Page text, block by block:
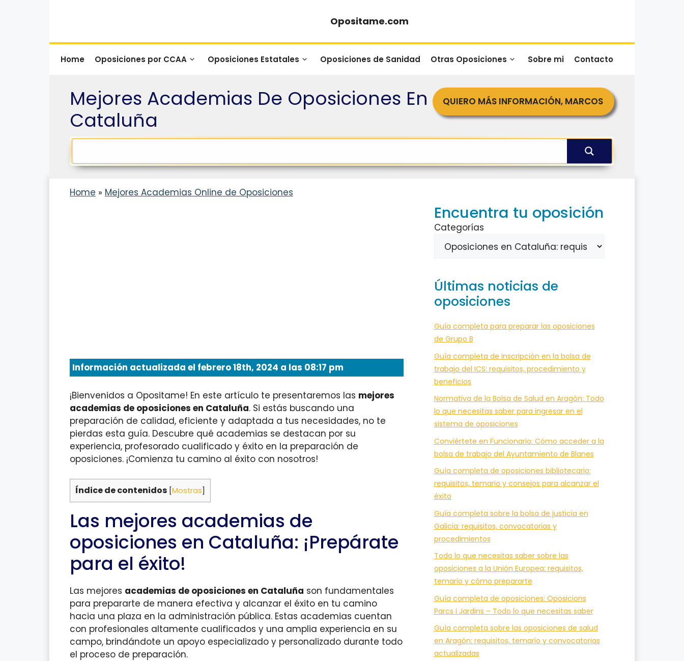
Opositame.com
Home Oposiciones por CCAA Oposiciones Estatales Oposiciones de Sanidad Otras Oposiciones Sobre mi Contacto
Mejores Academias De Oposiciones En
Cataluña
QUIERO MÁS INFORMACIÓN, MARCOS
Home » Mejores Academias Online de Oposiciones
Información actualizada el febrero 18th, 2024 a las 08:17 pm
¡Bienvenidos a Opositame! En este artículo te presentaremos las mejores
academias de oposiciones en Cataluña. Si estás buscando una
preparación de calidad, eficiente y adaptada a tus necesidades, no te
pierdas esta guía. Descubre qué academias se destacan por su
experiencia, profesorado cualificado y éxito en la preparación de
oposiciones. ¡Comienza tu camino al éxito con nosotros!
Índice de contenidos [Mostras]
Las mejores academias de
oposiciones en Cataluña: ¡Prepárate
para el éxito!
Las mejores academias de oposiciones en Cataluña son fundamentales
para prepararte de manera efectiva y alcanzar el éxito en tu camino
hacia una plaza en la administración pública. Estas academias cuentan
con profesionales altamente cualificados y una amplia experiencia en su
campo, brindándote un apoyo especializado y personalizado durante todo
el proceso de preparación.
Encuentra tu oposición
Categorías
Últimas noticias de
oposiciones
Guía completa para preparar las oposiciones
de Grupo B
Guía completa de inscripción en la bolsa de
trabajo del ICS: requisitos, procedimiento y
beneficios
Normativa de la Bolsa de Salud en Aragón: Todo
lo que necesitas saber para ingresar en el
sistema de oposiciones
Conviértete en Funcionario: Cómo acceder a la
bolsa de trabajo del Ayuntamiento de Blanes
Guía completa de oposiciones bibliotecario:
requisitos, temario y consejos para alcanzar el
éxito
Guía completa sobre la bolsa de justicia en
Galicia: requisitos, convocatorias y
procedimientos
Todo lo que necesitas saber sobre las
oposiciones a la Unión Europea: requisitos,
temario y cómo prepararte
Guía completa de oposiciones: Oposicions
Parcs i Jardins – Todo lo que necesitas saber
Guía completa sobre las oposiciones de salud
en Aragón: requisitos, temario y convocatorias
actualizadas